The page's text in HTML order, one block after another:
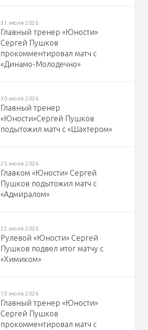
31 июля 2026
Главный тренер «Юности»
Сергей Пушков
прокомментировал матч с
«Динамо-Молодечно»
30 июля 2026
Главный тренер
«Юности»Сергей Пушков
подытожил матч с «Шахтером»
25 июля 2026
Главком «Юности» Сергей
Пушков подытожил матч с
«Адмиралом»
22 июля 2026
Рулевой «Юности» Сергей
Пушков подвел итог матчу с
«Химиком»
15 июля 2026
Главный тренер «Юности»
Сергей Пушков
прокомментировал матч с